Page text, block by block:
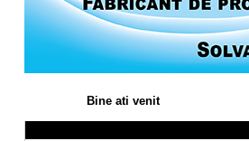
Bine ati venit